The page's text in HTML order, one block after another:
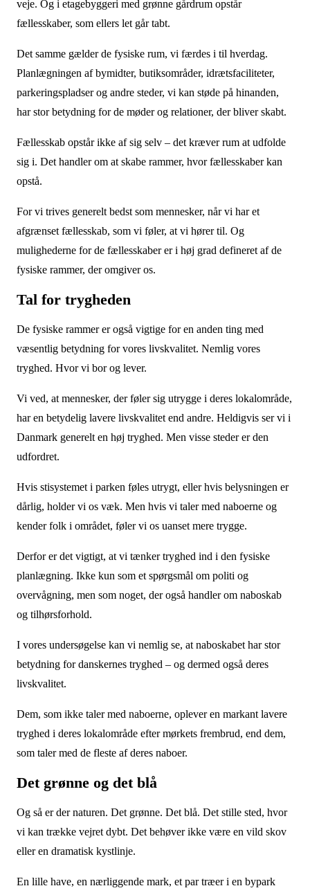
veje. Og i etagebyggeri med grønne gårdrum opstår
fællesskaber, som ellers let går tabt.
Det samme gælder de fysiske rum, vi færdes i til hverdag.
Planlægningen af bymidter, butiksområder, idrætsfaciliteter,
parkeringspladser og andre steder, vi kan støde på hinanden,
har stor betydning for de møder og relationer, der bliver skabt.
Fællesskab opstår ikke af sig selv – det kræver rum at udfolde
sig i. Det handler om at skabe rammer, hvor fællesskaber kan
opstå.
For vi trives generelt bedst som mennesker, når vi har et
afgrænset fællesskab, som vi føler, at vi hører til. Og
mulighederne for de fællesskaber er i høj grad defineret af de
fysiske rammer, der omgiver os.
Tal for trygheden
De fysiske rammer er også vigtige for en anden ting med
væsentlig betydning for vores livskvalitet. Nemlig vores
tryghed. Hvor vi bor og lever.
Vi ved, at mennesker, der føler sig utrygge i deres lokalområde,
har en betydelig lavere livskvalitet end andre. Heldigvis ser vi i
Danmark generelt en høj tryghed. Men visse steder er den
udfordret.
Hvis stisystemet i parken føles utrygt, eller hvis belysningen er
dårlig, holder vi os væk. Men hvis vi taler med naboerne og
kender folk i området, føler vi os uanset mere trygge.
Derfor er det vigtigt, at vi tænker tryghed ind i den fysiske
planlægning. Ikke kun som et spørgsmål om politi og
overvågning, men som noget, der også handler om naboskab
og tilhørsforhold.
I vores undersøgelse kan vi nemlig se, at naboskabet har stor
betydning for danskernes tryghed – og dermed også deres
livskvalitet.
Dem, som ikke taler med naboerne, oplever en markant lavere
tryghed i deres lokalområde efter mørkets frembrud, end dem,
som taler med de fleste af deres naboer.
Det grønne og det blå
Og så er der naturen. Det grønne. Det blå. Det stille sted, hvor
vi kan trække vejret dybt. Det behøver ikke være en vild skov
eller en dramatisk kystlinje.
En lille have, en nærliggende mark, et par træer i en bypark